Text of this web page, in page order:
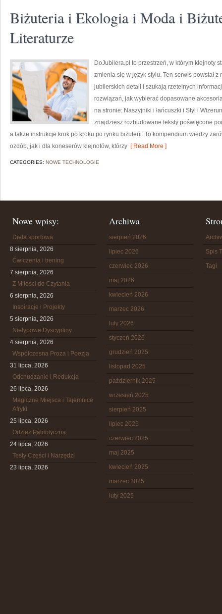
Biżuteria i Ekologia i Moda i
Literaturze
DoJubilera.pl to przestrzeń, w którym klejnoty
zmienia się w język stylu. Ten serwis powstał
jubilerskich detali i szukają rzetelnych
rozwiązań, jak wybierać dopasowane
na stronie: Naszyjniki i łańcuszki i Styl i
znajdziesz rozbudowane teksty poświęcone
a także instrukcje krok po kroku po rynku biżuterii. To kompendium wiedzy
ozdób, jak i dla koneserów klejnotów, którzy [ Read More ]
CATEGORIES: NOWE TECHNOLOGIE
Nowe wpisy:
Dieta sportowa
8 sierpnia, 2026
Ćwiczenia i trening
7 sierpnia, 2026
Z Miłości do Czytania
6 sierpnia, 2026
Inspiracje i Projekty
5 sierpnia, 2026
Nietypowe Dyscypliny
4 sierpnia, 2026
Współczesna Proza i Poezja
31 lipca, 2026
Odchudzanie i Redukcja
26 lipca, 2026
Magiczne Miejsca i Tajemnice
Afryki
25 lipca, 2026
Odzież Patriotyczna
24 lipca, 2026
Testy Części i Narzędzi
23 lipca, 2026
Archiwa
sierpień 2026
lipiec 2026
czerwiec 2026
maj 2026
kwiecień 2026
marzec 2026
luty 2026
styczeń 2026
grudzień 2025
listopad 2025
październik 2025
wrzesień 2025
sierpień 2025
lipiec 2025
czerwiec 2025
maj 2025
kwiecień 2025
marzec 2025
luty 2025
Spis
Tagi